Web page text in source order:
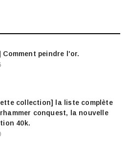
Comment peindre l'or.
collection] la liste complète
conquest, la nouvelle
40k.